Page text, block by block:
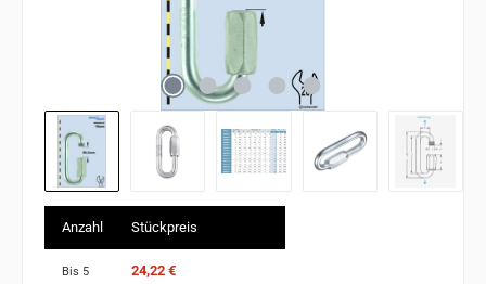
Anzahl Stückpreis
Bis 5 24,22 €